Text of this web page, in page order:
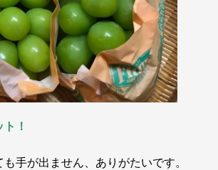
！
手が出ません、ありがたいです。